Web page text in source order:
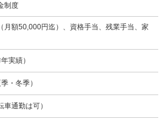
制度
月額50,000円迄）、資格手当、残業手当、家
実績）
・冬季）
車通勤は可）